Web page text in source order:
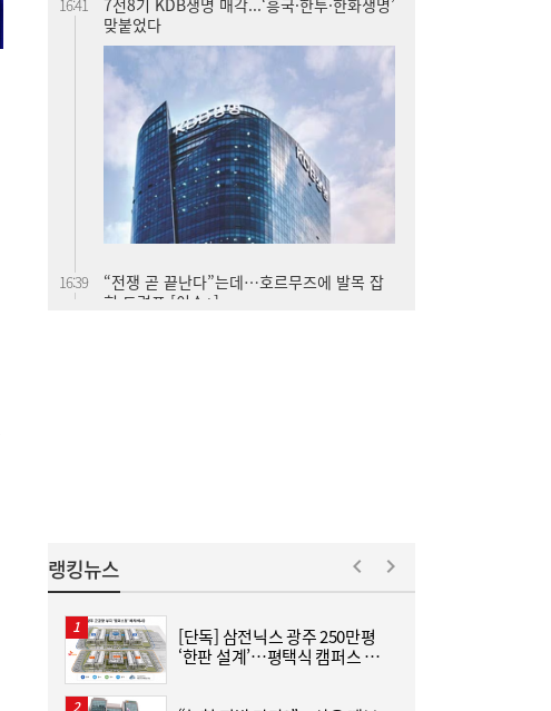
“전쟁 곧 끝난다”는데…호르무즈에 발목 잡
힌 트럼프 [이슈+]
랭킹뉴스
[단독] 삼전닉스 광주 250만평
‘한판 설계’…평택식 캠퍼스 들